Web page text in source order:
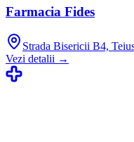
Farmacia Fides
Strada Bisericii B4,
Vezi detalii →